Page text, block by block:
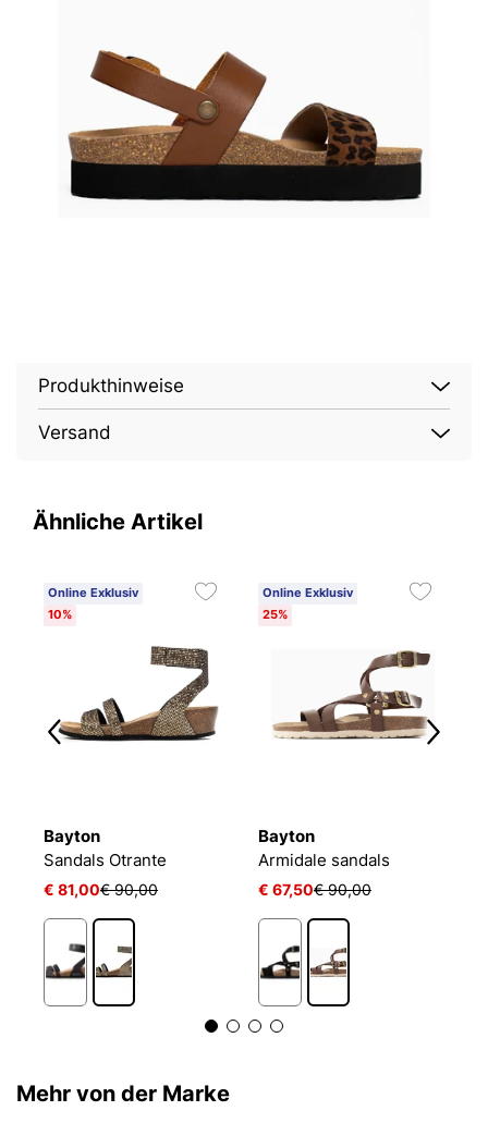
Produkthinweise
Versand
Ähnliche Artikel
Online Exklusiv
10%
Bayton
Sandals Otrante
€ 81,00€ 90,00
Online Exklusiv
25%
Bayton
Armidale sandals
€ 67,50€ 90,00
Mehr von der Marke